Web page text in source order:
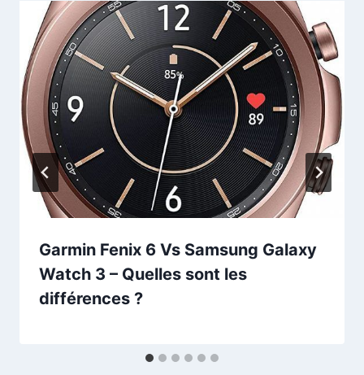
Garmin Fenix 6 Vs Samsung Galaxy
Watch 3 – Quelles sont les
différences ?